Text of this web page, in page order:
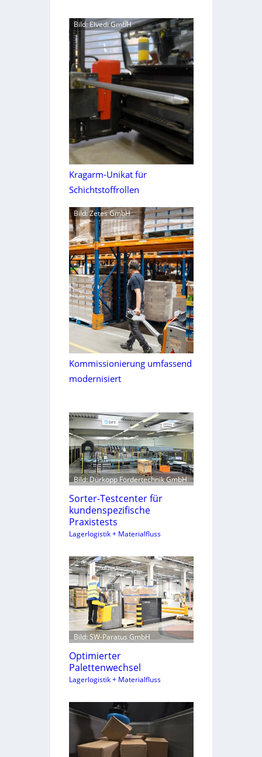
Bild: Elvedi GmbH
Kragarm-Unikat für
Schichtstoffrollen
Bild: Zetes GmbH
Kommissionierung umfassend
modernisiert
Bild: Dürkopp Fördertechnik GmbH
Sorter-Testcenter für
kundenspezifische
Praxistests
Lagerlogistik + Materialfluss
Bild: SW-Paratus GmbH
Optimierter
Palettenwechsel
Lagerlogistik + Materialfluss